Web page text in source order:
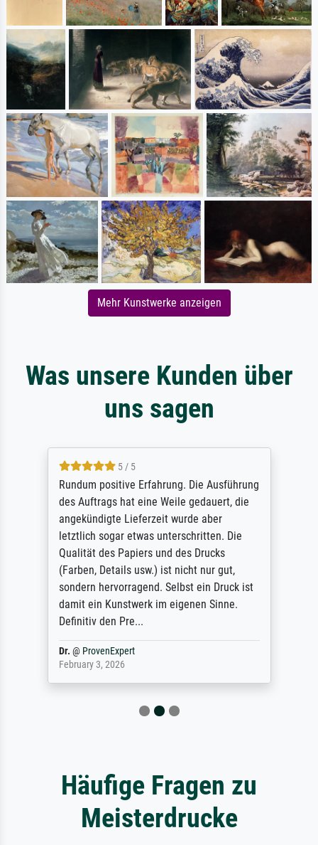
Mehr Kunstwerke anzeigen
Was unsere Kunden über
uns sagen
5 / 5
Rundum positive Erfahrung. Die Ausführung
des Auftrags hat eine Weile gedauert, die
angekündigte Lieferzeit wurde aber
letztlich sogar etwas unterschritten. Die
Qualität des Papiers und des Drucks
(Farben, Details usw.) ist nicht nur gut,
sondern hervorragend. Selbst ein Druck ist
damit ein Kunstwerk im eigenen Sinne.
Definitiv den Pre...
Dr. @ ProvenExpert
February 3, 2026
Häufige Fragen zu
Meisterdrucke